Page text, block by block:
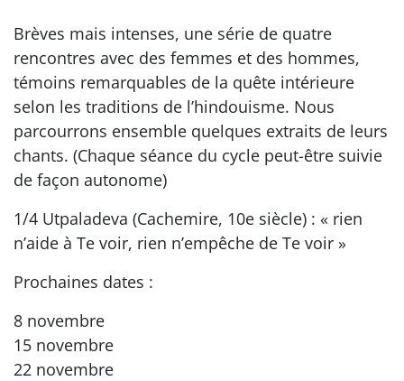
Brèves mais intenses, une série de quatre
rencontres avec des femmes et des hommes,
témoins remarquables de la quête intérieure
selon les traditions de l’hindouisme. Nous
parcourrons ensemble quelques extraits de leurs
chants. (Chaque séance du cycle peut-être suivie
de façon autonome)
1/4 Utpaladeva (Cachemire, 10e siècle) : « rien
n’aide à Te voir, rien n’empêche de Te voir »
Prochaines dates :
8 novembre
15 novembre
22 novembre